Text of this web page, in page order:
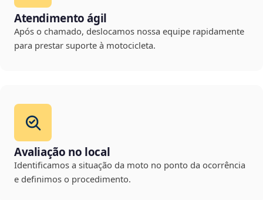
Atendimento ágil
Após o chamado, deslocamos nossa equipe rapidamente
para prestar suporte à motocicleta.
Avaliação no local
Identificamos a situação da moto no ponto da ocorrência
e definimos o procedimento.